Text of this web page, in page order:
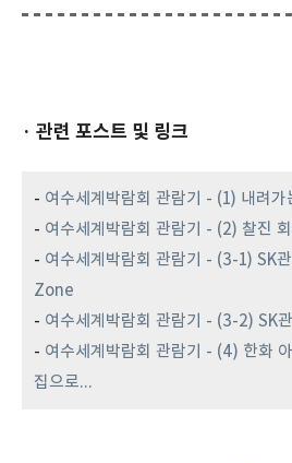
· 관련 포스트 및 링크
- 여수세계박람회 관람기 - (1) 내려가
- 여수세계박람회 관람기 - (2) 찰진
- 여수세계박람회 관람기 - (3-1) SK
Zone
- 여수세계박람회 관람기 - (3-2) SK
- 여수세계박람회 관람기 - (4) 한화
집으로...